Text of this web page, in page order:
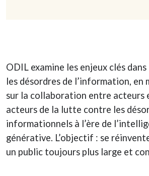
ODIL examine les enjeux clés
les désordres de l’information, en
sur la collaboration entre acteurs
acteurs de la lutte contre les
informationnels à l’ère de
générative. L’objectif : se
un public toujours plus large et